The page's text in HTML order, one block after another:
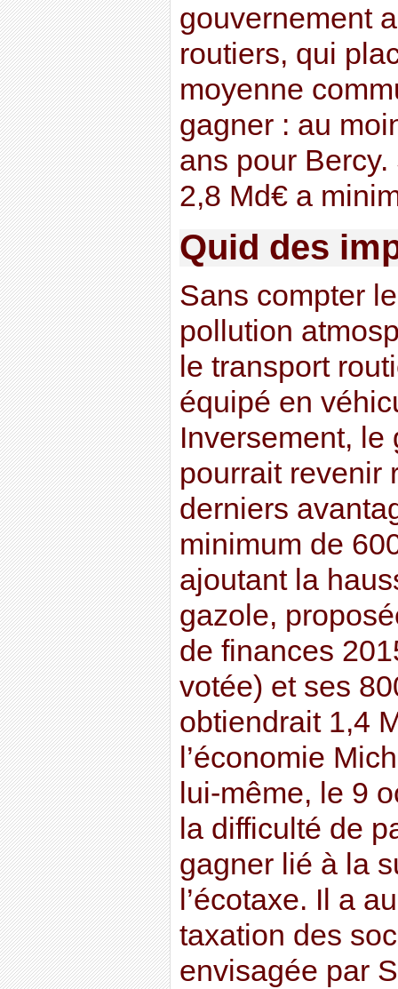
gouvernement
routiers, qui
moyenne
gagner : au
ans pour Bercy.
2,8 Md€ a
Quid des
Sans compter
pollution
le transport
équipé en
Inversement, le
pourrait revenir
derniers
minimum de
ajoutant la
gazole,
de finances
votée) et ses
obtiendrait 1,4
l’économie
lui-même, le 9
la difficulté de
gagner lié à la
l’écotaxe. Il a
taxation des
envisagée par